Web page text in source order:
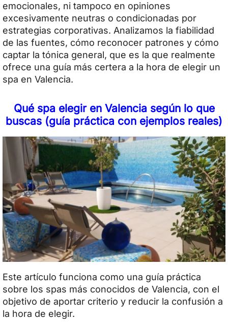
emocionales, ni tampoco en opiniones
excesivamente neutras o condicionadas por
estrategias corporativas. Analizamos la fiabilidad
de las fuentes, cómo reconocer patrones y cómo
captar la tónica general, que es la que realmente
ofrece una guía más certera a la hora de elegir un
spa en Valencia.
Qué spa elegir en Valencia según lo que
buscas (guía práctica con ejemplos reales)
Este artículo funciona como una guía práctica
sobre los spas más conocidos de Valencia, con el
objetivo de aportar criterio y reducir la confusión a
la hora de elegir.